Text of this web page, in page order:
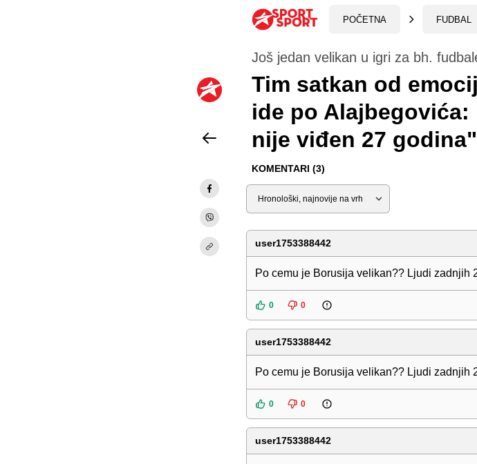
POČETNA FUDBAL
Još jedan velikan u igri za bh.
Tim satkan od
ide po
nije viđen 27 godina"
KOMENTARI (3)
Sortiraj
user1753388442
Po cemu je Borusija velikan?? Ljudi zadnjih
0 0
user1753388442
Po cemu je Borusija velikan?? Ljudi zadnjih
0 0
user1753388442